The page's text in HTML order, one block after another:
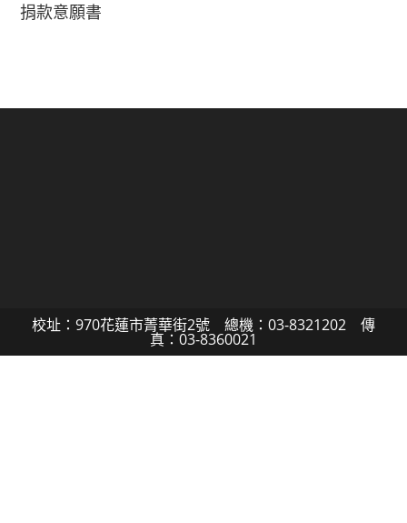
捐款意願書
校址：970花蓮市菁華街2號 總機：03-8321202 傳
真：03-8360021